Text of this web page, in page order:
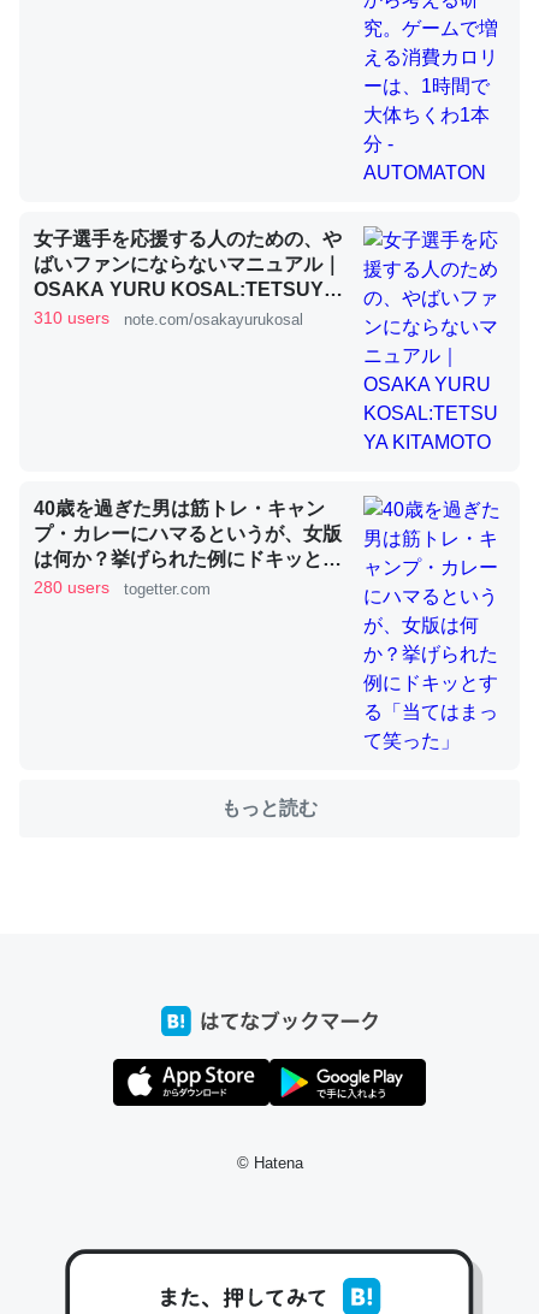
論文では「淡水はカルシウムも酸素も不足してて両方に不
利だから両方が拮抗してるのでは」とあって面白い。海に
いる鋏角類（カブトガニ・ウミグモ）はカルシウムを使わ
ずキチンを強化してる筈だが、酵素が違うのか？
─ニュース :: 【研究発表】昆虫学の大問題＝「昆虫はなぜ海にいな
これを元に考えるとカルシウムを大量に使う脊椎動物と貝
類は苦労してるんだな…。腹足類だと殻を無くしてナメク
─ニュース :: 【研究発表】昆虫学の大問題＝「昆虫はなぜ海にいな
ウチもEchoを実家に置いて４年。でたまに覗いてる。ぼ
ちぼちRingも置こうかと画策中。あと、Googleマップで
位置情報を共有してる。電池残量や充電中かが分かるので
─たまにLINEするくらいだった遠方の父67歳と僕。ITツール導入で
コミュニケーションが劇的に変化した｜tayorini by LIFULL介護
─たまにLINEするくらいだった遠方の父67歳と僕。ITツール導入で
コミュニケーションが劇的に変化した｜tayorini by LIFULL介護
私も3年前ぐらいに祖母の家に設置した。ポケットWifiみ
https://toyoshi.hatenablog.com/entry/2019/05/15/1805
女子選手を応援する人のための、や
ばいファンにならないマニュアル｜
OSAKA YURU KOSAL:TETSUYA
KITAMOTO
310 users note.com/osakayurukosal
40歳を過ぎた男は筋トレ・キャン
プ・カレーにハマるというが、女版
は何か？挙げられた例にドキッとす
る「当てはまって笑った」
280 users togetter.com
もっと読む
© Hatena